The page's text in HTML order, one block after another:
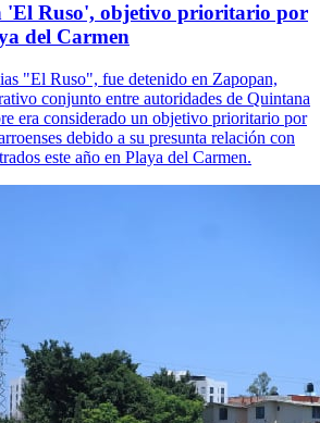
'El Ruso', objetivo prioritario por
del Carmen
"El Ruso", fue detenido en Zapopan,
conjunto entre autoridades de Quintana
era considerado un objetivo prioritario por
debido a su presunta relación con
este año en Playa del Carmen.